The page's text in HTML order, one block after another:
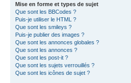
Mise en forme et types de sujet
Que sont les BBCodes ?
Puis-je utiliser le HTML ?
Que sont les smileys ?
Puis-je publier des images ?
Que sont les annonces globales ?
Que sont les annonces ?
Que sont les post-it ?
Que sont les sujets verrouillés ?
Que sont les icônes de sujet ?